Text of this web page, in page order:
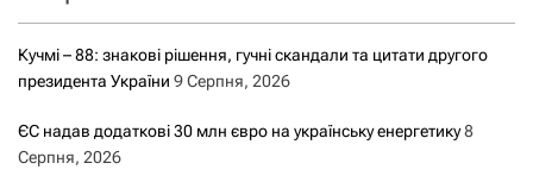
Кучмі – 88: знакові рішення, гучні скандали та цитати другого
президента України 9 Серпня, 2026
ЄС надав додаткові 30 млн євро на українську енергетику8
Серпня, 2026